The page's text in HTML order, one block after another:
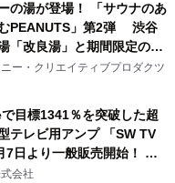
の湯が登場！ 「サウナのあ
PEANUTS」第2弾 渋谷
「改良湯」と期間限定のコ
ョン サウナイキタイコラ
発売決定！
ー・クリエイティブプロダクツ
目標1341％を突破した超
テレビ用アンプ 「SW TV
7日より一般販売開始！ ケ
なぐだけ、テレビの音が
会社